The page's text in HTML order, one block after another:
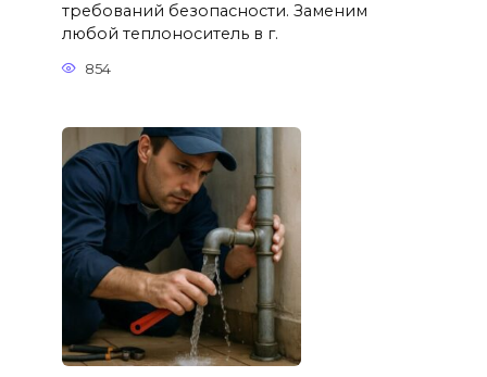
требований безопасности. Заменим
любой теплоноситель в г.
854